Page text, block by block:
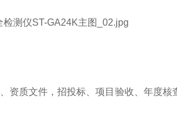
质文件，招投标、项目验收、年度核